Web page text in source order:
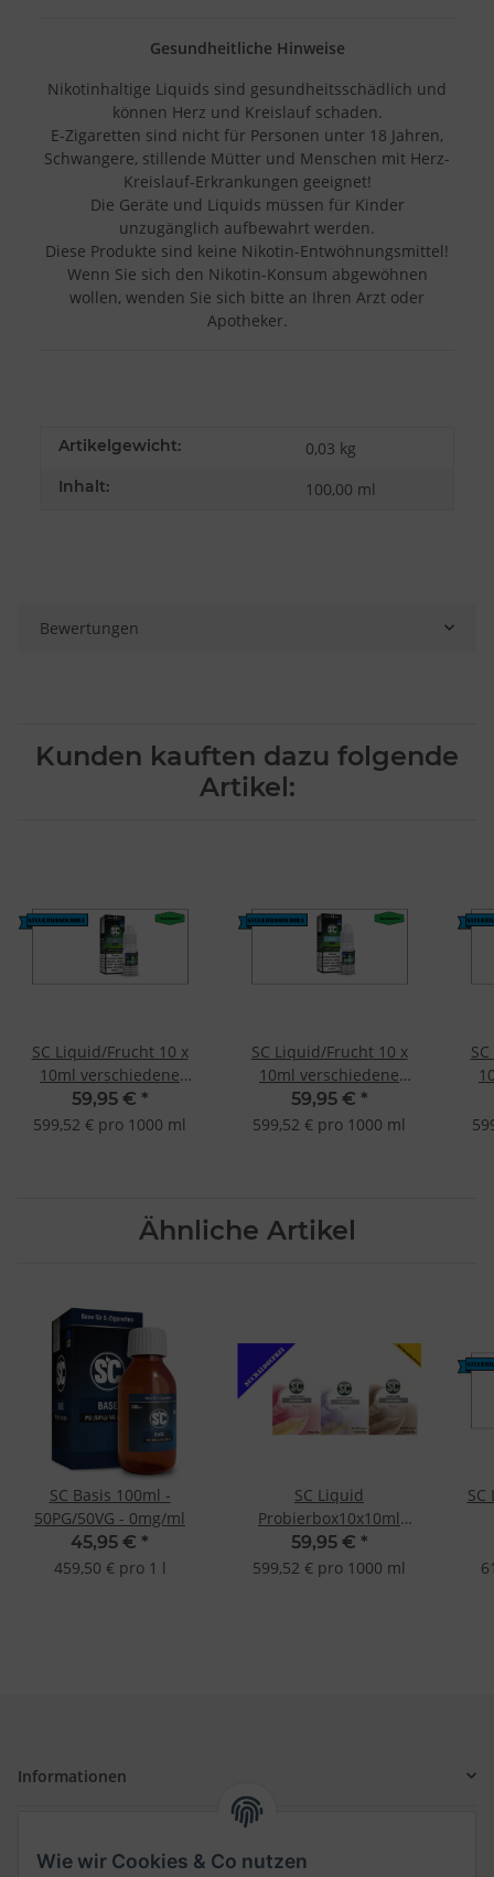
Gesundheitliche Hinweise
Nikotinhaltige Liquids sind gesundheitsschädlich und
können Herz und Kreislauf schaden.
E-Zigaretten sind nicht für Personen unter 18 Jahren,
Schwangere, stillende Mütter und Menschen mit Herz-
Kreislauf-Erkrankungen geeignet!
Die Geräte und Liquids müssen für Kinder
unzugänglich aufbewahrt werden.
Diese Produkte sind keine Nikotin-Entwöhnungsmittel!
Wenn Sie sich den Nikotin-Konsum abgewöhnen
wollen, wenden Sie sich bitte an Ihren Arzt oder
Apotheker.
Artikelgewicht: 0,03 kg
Inhalt: 100,00 ml
Bewertungen
Kunden kauften dazu folgende
Artikel:
SC Liquid/Frucht 10 x
10ml verschiedene
Geschmacksrichtungen
Ice-6mg
59,95 € *
599,52 € pro 1000 ml
SC Liquid/Frucht 10 x
10ml verschiedene
Geschmacksrichtungen
Menthol-6mg
59,95 € *
599,52 € pro 1000 ml
Ähnliche Artikel
SC Basis 100ml -
50PG/50VG - 0mg/ml
45,95 € *
459,50 € pro 1 l
SC Liquid
Probierbox10x10ml
Tabak Frucht Gourmet E-
Liquid E-Zigarette
59,95 € *
599,52 € pro 1000 ml
Informationen
Wie wir Cookies & Co nutzen